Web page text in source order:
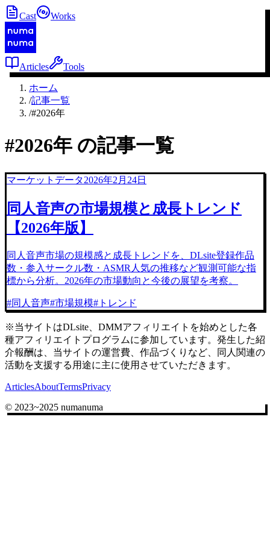
Cast Works
Articles Tools
ホーム
/記事一覧
/#2026年
#2026年 の記事一覧
マーケットデータ2026年2月24日
同人音声の市場規模と成長トレンド
【2026年版】
同人音声市場の規模感と成長トレンドを、DLsite登録作品
数・参入サークル数・ASMR人気の推移など観測可能な指
標から分析。2026年の市場動向と今後の展望を考察。
#同人音声#市場規模# トレンド
※当サイトはDLsite、DMMアフィリエイトを始めとした各
種アフィリエイトプログラムに参加しています。発生した紹
介報酬は、当サイトの運営費、作品づくりなど、同人関連の
活動を支援する用途に主に使用させていただきます。
ArticlesAboutTermsPrivacy
© 2023~2025 numanuma